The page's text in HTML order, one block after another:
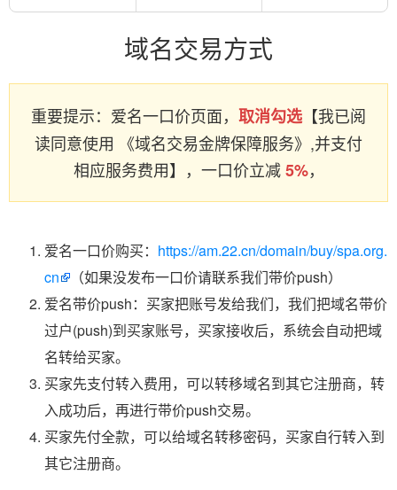
域名交易方式
重要提示：爱名一口价页面， 取消勾选 【我已阅
读同意使用 《域名交易金牌保障服务》,并支付
相应服务费用】，一口价立减5%，
爱名一口价购买： https://am.22.cn/domain/buy/spa.org.
cn
（如果没发布一口价请联系我们带价push）
爱名带价push：买家把账号发给我们，我们把域名带价
过户(push)到买家账号，买家接收后，系统会自动把域
名转给买家。
买家先支付转入费用，可以转移域名到其它注册商，转
入成功后，再进行带价push交易。
买家先付全款，可以给域名转移密码，买家自行转入到
其它注册商。